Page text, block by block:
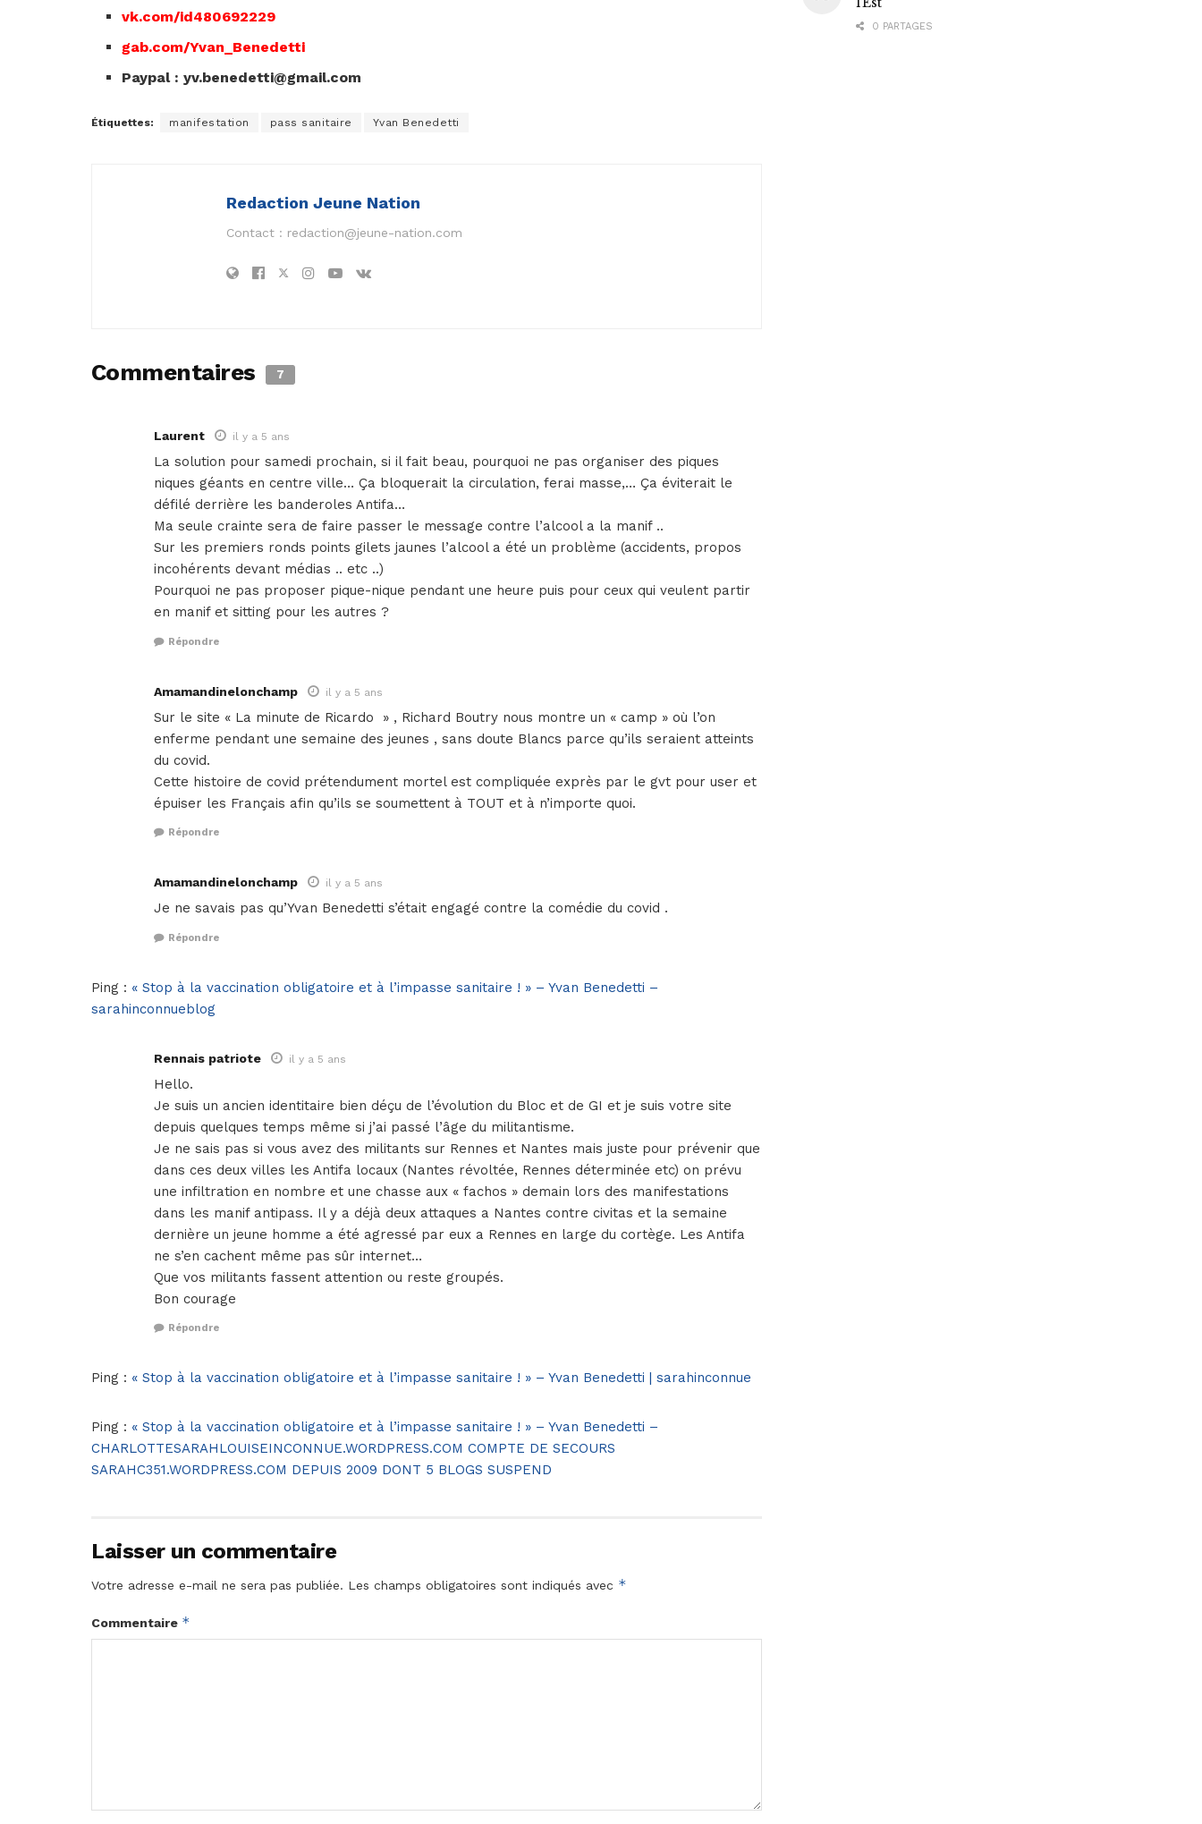
vk.com/id480692229
gab.com/Yvan_Benedetti
Paypal :yv.benedetti@gmail.com
Étiquettes: manifestation pass sanitaire Yvan Benedetti
Redaction Jeune Nation
Contact : redaction@jeune-nation.com
Commentaires 7
Laurent il y a 5 ans
La solution pour samedi prochain, si il fait beau, pourquoi ne pas organiser des piques
niques géants en centre ville… Ça bloquerait la circulation, ferai masse,… Ça éviterait le
défilé derrière les banderoles Antifa…
Ma seule crainte sera de faire passer le message contre l’alcool a la manif ..
Sur les premiers ronds points gilets jaunes l’alcool a été un problème (accidents, propos
incohérents devant médias .. etc ..)
Pourquoi ne pas proposer pique-nique pendant une heure puis pour ceux qui veulent partir
en manif et sitting pour les autres ?
Répondre
Amamandinelonchamp il y a 5 ans
Sur le site « La minute de Ricardo » , Richard Boutry nous montre un « camp » où l’on
enferme pendant une semaine des jeunes , sans doute Blancs parce qu’ils seraient atteints
du covid.
Cette histoire de covid prétendument mortel est compliquée exprès par le gvt pour user et
épuiser les Français afin qu’ils se soumettent à TOUT et à n’importe quoi.
Répondre
Amamandinelonchamp il y a 5 ans
Je ne savais pas qu’Yvan Benedetti s’était engagé contre la comédie du covid .
Répondre
Ping : « Stop à la vaccination obligatoire et à l’impasse sanitaire ! » – Yvan Benedetti –
sarahinconnueblog
Rennais patriote il y a 5 ans
Hello.
Je suis un ancien identitaire bien déçu de l’évolution du Bloc et de GI et je suis votre site
depuis quelques temps même si j’ai passé l’âge du militantisme.
Je ne sais pas si vous avez des militants sur Rennes et Nantes mais juste pour prévenir que
dans ces deux villes les Antifa locaux (Nantes révoltée, Rennes déterminée etc) on prévu
une infiltration en nombre et une chasse aux « fachos » demain lors des manifestations
dans les manif antipass. Il y a déjà deux attaques a Nantes contre civitas et la semaine
dernière un jeune homme a été agressé par eux a Rennes en large du cortège. Les Antifa
ne s’en cachent même pas sûr internet…
Que vos militants fassent attention ou reste groupés.
Bon courage
Répondre
Ping : « Stop à la vaccination obligatoire et à l’impasse sanitaire ! » – Yvan Benedetti | sarahinconnue
Ping : « Stop à la vaccination obligatoire et à l’impasse sanitaire ! » – Yvan Benedetti –
CHARLOTTESARAHLOUISEINCONNUE.WORDPRESS.COM COMPTE DE SECOURS
SARAHC351.WORDPRESS.COM DEPUIS 2009 DONT 5 BLOGS SUSPEND
Laisser un commentaire
Votre adresse e-mail ne sera pas publiée. Les champs obligatoires sont indiqués avec *
Commentaire *
0 PARTAGES